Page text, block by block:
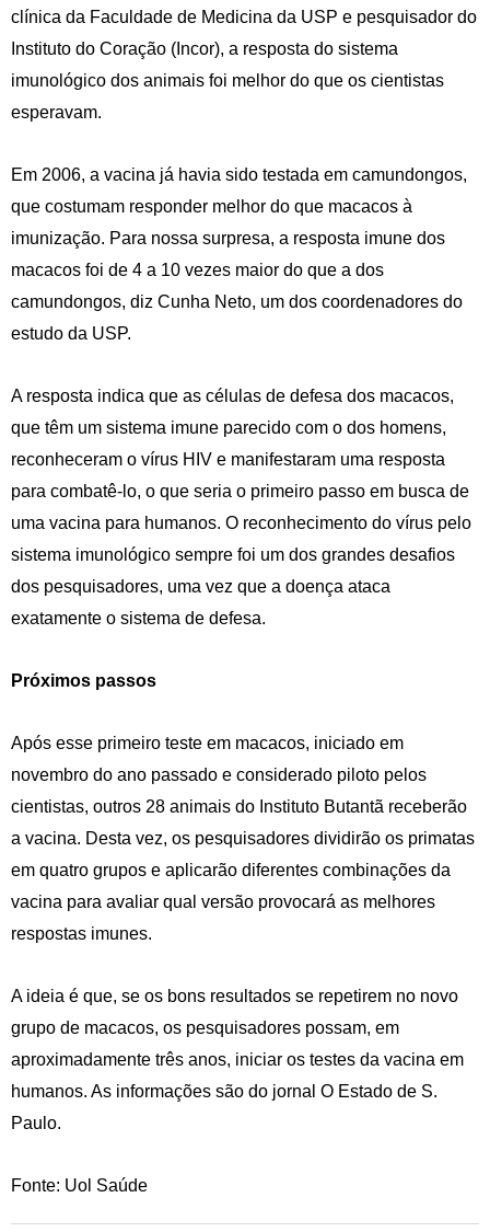
clínica da Faculdade de Medicina da USP e pesquisador do
Instituto do Coração (Incor), a resposta do sistema
imunológico dos animais foi melhor do que os cientistas
esperavam.
Em 2006, a vacina já havia sido testada em camundongos,
que costumam responder melhor do que macacos à
imunização. Para nossa surpresa, a resposta imune dos
macacos foi de 4 a 10 vezes maior do que a dos
camundongos, diz Cunha Neto, um dos coordenadores do
estudo da USP.
A resposta indica que as células de defesa dos macacos,
que têm um sistema imune parecido com o dos homens,
reconheceram o vírus HIV e manifestaram uma resposta
para combatê-lo, o que seria o primeiro passo em busca de
uma vacina para humanos. O reconhecimento do vírus pelo
sistema imunológico sempre foi um dos grandes desafios
dos pesquisadores, uma vez que a doença ataca
exatamente o sistema de defesa.
Próximos passos
Após esse primeiro teste em macacos, iniciado em
novembro do ano passado e considerado piloto pelos
cientistas, outros 28 animais do Instituto Butantã receberão
a vacina. Desta vez, os pesquisadores dividirão os primatas
em quatro grupos e aplicarão diferentes combinações da
vacina para avaliar qual versão provocará as melhores
respostas imunes.
A ideia é que, se os bons resultados se repetirem no novo
grupo de macacos, os pesquisadores possam, em
aproximadamente três anos, iniciar os testes da vacina em
humanos. As informações são do jornal O Estado de S.
Paulo.
Fonte: Uol Saúde